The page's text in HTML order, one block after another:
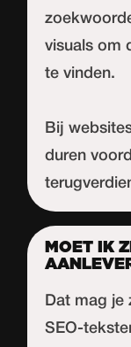
visuals om
te vinden.
Bij
duren
MOET IK
Dat mag je
SEO-